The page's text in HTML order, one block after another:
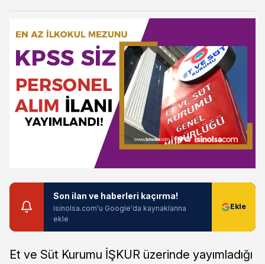
Son ilan ve haberleri kaçırma!
isinolsa.com'u Google'da kaynaklarına
ekle
Et ve Süt Kurumu İŞKUR üzerinde yayımladığı